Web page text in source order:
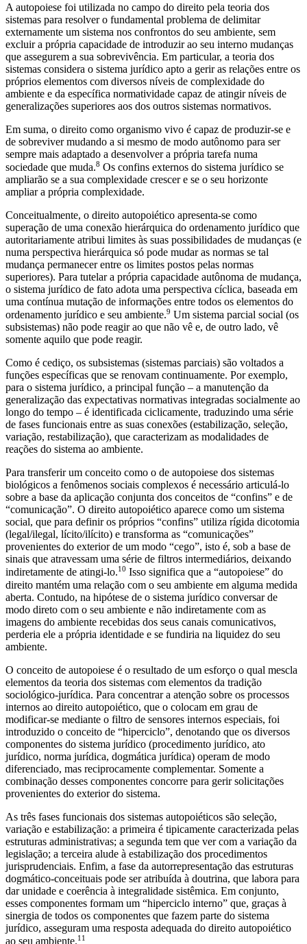
A autopoiese foi utilizada no campo do direito pela teoria dos
sistemas para resolver o fundamental problema de delimitar
externamente um sistema nos confrontos do seu ambiente, sem
excluir a própria capacidade de introduzir ao seu interno mudanças
que assegurem a sua sobrevivência. Em particular, a teoria dos
sistemas considera o sistema jurídico apto a gerir as relações entre os
próprios elementos com diversos níveis de complexidade do
ambiente e da específica normatividade capaz de atingir níveis de
generalizações superiores aos dos outros sistemas normativos.
Em suma, o direito como organismo vivo é capaz de produzir-se e
de sobreviver mudando a si mesmo de modo autônomo para ser
sempre mais adaptado a desenvolver a própria tarefa numa
sociedade que muda.8 Os confins externos do sistema jurídico se
ampliarão se a sua complexidade crescer e se o seu horizonte
ampliar a própria complexidade.
Conceitualmente, o direito autopoiético apresenta-se como
superação de uma conexão hierárquica do ordenamento jurídico que
autoritariamente atribui limites às suas possibilidades de mudanças (e
numa perspectiva hierárquica só pode mudar as normas se tal
mudança permanecer entre os limites postos pelas normas
superiores). Para tutelar a própria capacidade autônoma de mudança,
o sistema jurídico de fato adota uma perspectiva cíclica, baseada em
uma contínua mutação de informações entre todos os elementos do
ordenamento jurídico e seu ambiente.9 Um sistema parcial social (os
subsistemas) não pode reagir ao que não vê e, de outro lado, vê
somente aquilo que pode reagir.
Como é cediço, os subsistemas (sistemas parciais) são voltados a
funções específicas que se renovam continuamente. Por exemplo,
para o sistema jurídico, a principal função – a manutenção da
generalização das expectativas normativas integradas socialmente ao
longo do tempo – é identificada ciclicamente, traduzindo uma série
de fases funcionais entre as suas conexões (estabilização, seleção,
variação, restabilização), que caracterizam as modalidades de
reações do sistema ao ambiente.
Para transferir um conceito como o de autopoiese dos sistemas
biológicos a fenômenos sociais complexos é necessário articulá-lo
sobre a base da aplicação conjunta dos conceitos de “confins” e de
“comunicação”. O direito autopoiético aparece como um sistema
social, que para definir os próprios “confins” utiliza rígida dicotomia
(legal/ilegal, lícito/ilícito) e transforma as “comunicações”
provenientes do exterior de um modo “cego”, isto é, sob a base de
sinais que atravessam uma série de filtros intermediários, deixando
indiretamente de atingi-lo.10 Isso significa que a “autopoiese” do
direito mantém uma relação com o seu ambiente em alguma medida
aberta. Contudo, na hipótese de o sistema jurídico conversar de
modo direto com o seu ambiente e não indiretamente com as
imagens do ambiente recebidas dos seus canais comunicativos,
perderia ele a própria identidade e se fundiria na liquidez do seu
ambiente.
O conceito de autopoiese é o resultado de um esforço o qual mescla
elementos da teoria dos sistemas com elementos da tradição
sociológico-jurídica. Para concentrar a atenção sobre os processos
internos ao direito autopoiético, que o colocam em grau de
modificar-se mediante o filtro de sensores internos especiais, foi
introduzido o conceito de “hiperciclo”, denotando que os diversos
componentes do sistema jurídico (procedimento jurídico, ato
jurídico, norma jurídica, dogmática jurídica) operam de modo
diferenciado, mas reciprocamente complementar. Somente a
combinação desses componentes concorre para gerir solicitações
provenientes do exterior do sistema.
As três fases funcionais dos sistemas autopoiéticos são seleção,
variação e estabilização: a primeira é tipicamente caracterizada pelas
estruturas administrativas; a segunda tem que ver com a variação da
legislação; a terceira alude à estabilização dos procedimentos
jurisprudenciais. Enfim, a fase da autorrepresentação das estruturas
dogmático-conceituais pode ser atribuída à doutrina, que labora para
dar unidade e coerência à integralidade sistêmica. Em conjunto,
esses componentes formam um “hiperciclo interno” que, graças à
sinergia de todos os componentes que fazem parte do sistema
jurídico, asseguram uma resposta adequada do direito autopoiético
ao seu ambiente.11